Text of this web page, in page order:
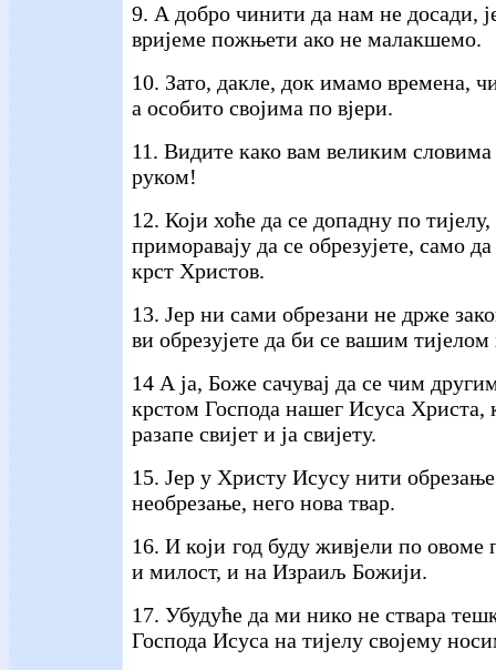
9. А добро чинити да нам не досади,
вријеме пожњети ако не малакшемо.
10. Зато, дакле, док имамо времена,
а особито својима по вјери.
11. Видите како вам великим словима
руком!
12. Који хоће да се допадну по
приморавају да се обрезујете, само
крст Христов.
13. Јер ни сами обрезани не држе
ви обрезујете да би се вашим
14 А ја, Боже сачувај да се чим
крстом Господа нашег Исуса Христа,
разапе свијет и ја свијету.
15. Јер у Христу Исусу нити
необрезање, него нова твар.
16. И који год буду живјели по
и милост, и на Израиљ Божији.
17. Убудуће да ми нико не ствара
Господа Исуса на тијелу својему